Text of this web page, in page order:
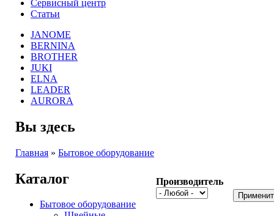
Сервисный центр
Статьи
JANOME
BERNINA
BROTHER
JUKI
ELNA
LEADER
AURORA
Вы здесь
Главная » Бытовое оборудование
Каталог
Бытовое оборудование
Производитель